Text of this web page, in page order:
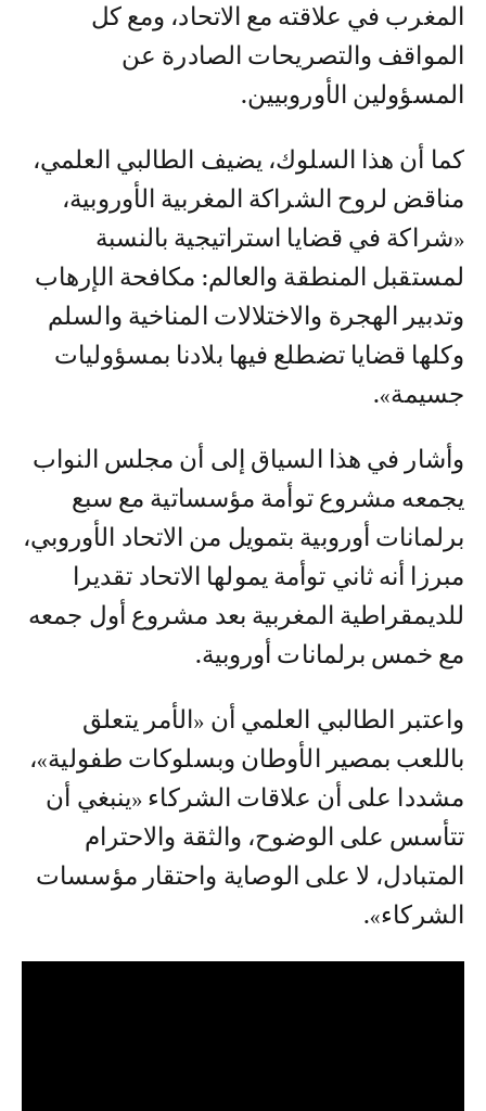
المغرب في علاقته مع الاتحاد، ومع كل
المواقف والتصريحات الصادرة عن
المسؤولين الأوروبيين.
كما أن هذا السلوك، يضيف الطالبي العلمي،
مناقض لروح الشراكة المغربية الأوروبية،
«شراكة في قضايا استراتيجية بالنسبة
لمستقبل المنطقة والعالم: مكافحة الإرهاب
وتدبير الهجرة والاختلالات المناخية والسلم
وكلها قضايا تضطلع فيها بلادنا بمسؤوليات
جسيمة».
وأشار في هذا السياق إلى أن مجلس النواب
يجمعه مشروع توأمة مؤسساتية مع سبع
برلمانات أوروبية بتمويل من الاتحاد الأوروبي،
مبرزا أنه ثاني توأمة يمولها الاتحاد تقديرا
للديمقراطية المغربية بعد مشروع أول جمعه
مع خمس برلمانات أوروبية.
واعتبر الطالبي العلمي أن «الأمر يتعلق
باللعب بمصير الأوطان وبسلوكات طفولية»،
مشددا على أن علاقات الشركاء «ينبغي أن
تتأسس على الوضوح، والثقة والاحترام
المتبادل، لا على الوصاية واحتقار مؤسسات
الشركاء».